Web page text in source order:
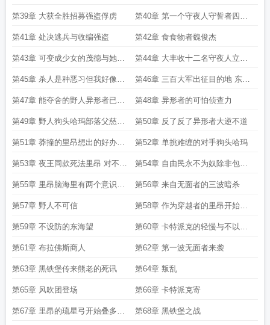
无法破防
第39章 大获全胜招募强盗俘虏 第40章 第一个守夜人守誓者四阶
兵的威慑力
第41章 处决逃兵与收编强盗 第42章 食食物者魏俊杰
第43章 可变成少女的茂德与她发
布的任务
第44章 大丰收十二名守夜人立誓
者
第45章 杀人是种恶习但我好像戒
不掉了
第46章 三百大军出征目的地 东海
望
第47章 能夺舍的野人异形者已修
改
第48章 异形者的可怕侦查力
第49章 野人狗头哈玛部落父慈女
孝
第50章 反了反了异形者大逆不道
第51章 莽撞的里昂想出的好办法
居然是偷袭
第52章 单挑难缠的对手狗头哈玛
第53章 夜王同款死法里昂 对不起
做不到
第54章 自由民永不为奴除非包吃
包住
第55章 里昂脑海里有两个意识躲
过了异形者的精神控制
第56章 来自无面者的三波暗杀
第57章 野人不可信 第58章 作为穿越者的里昂开始认
真对待这个世界了
第59章 不设防的东海望 第60章 卡特派克的轻慢与不以为
意
第61章 布拉佛斯商人 第62章 第一波无面者来袭
第63章 黑铁堡传来熊老的死讯 第64章 叛乱
第65章 风吹团登场 第66章 卡特派克寄
第67章 里昂的琉星弓开始叠多重 第68章 黑铁堡之战